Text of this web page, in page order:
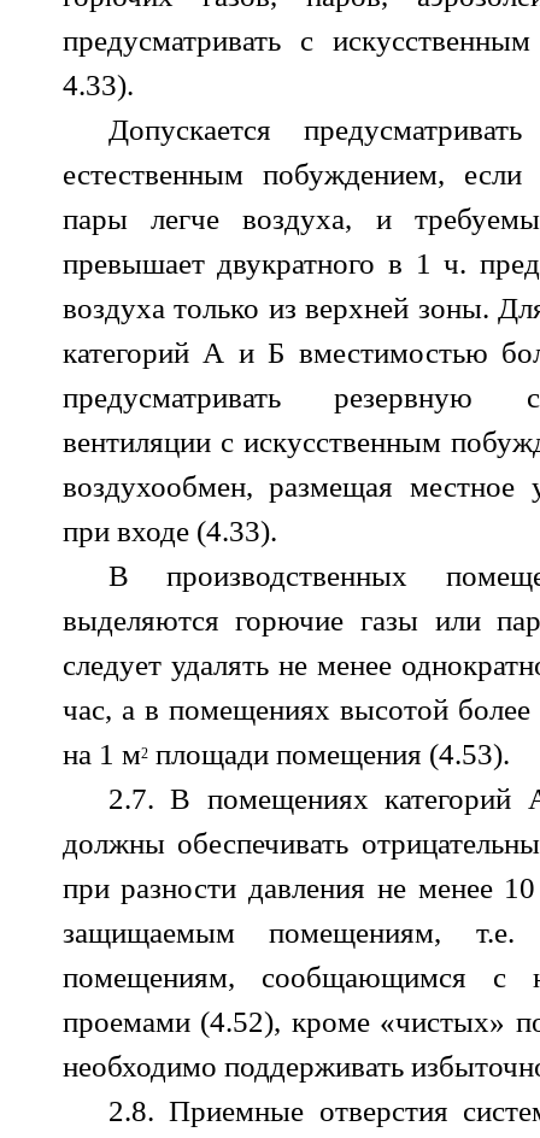
предусматривать с
4.33).
Допускается
естественным побуждением,
пары легче воздуха, и
превышает двукратного в 1 ч.
воздуха только из верхней зоны.
категорий А и Б вместимостью
предусматривать резервную
вентиляции с искусственным
воздухообмен, размещая местное
при входе (4.33).
В производственных
выделяются горючие газы или
следует удалять не менее
час, а в помещениях высотой
на 1 м2площади помещения (4.53).
2.7. В помещениях
должны обеспечивать
при разности давления не менее
защищаемым помещениям,
помещениям, сообщающимся с
проемами (4.52), кроме «чистых»
необходимо поддерживать
2.8. Приемные отверстия